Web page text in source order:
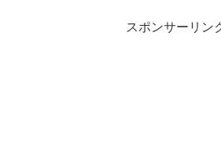
スポンサーリン